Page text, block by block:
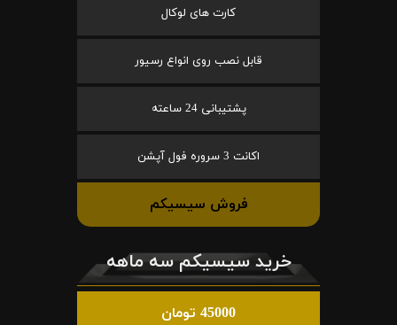
کارت های لوکال
قابل نصب روی انواع رسیور
پشتیبانی 24 ساعته
اکانت 3 سروره فول آپشن
فروش سیسیکم
خرید سیسیکم سه ماهه
45000 تومان